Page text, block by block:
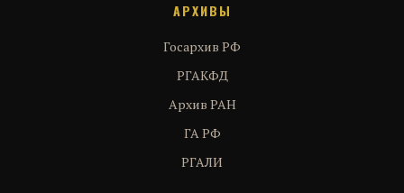
АРХИВЫ
Госархив РФ
РГАКФД
Архив РАН
ГА РФ
РГАЛИ